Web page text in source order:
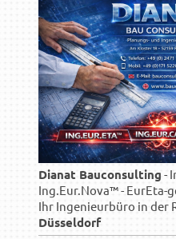
Dianat Bauconsulting -
Ing.Eur.Nova™ - EurEta-
Ihr Ingenieurbüro in der
Düsseldorf